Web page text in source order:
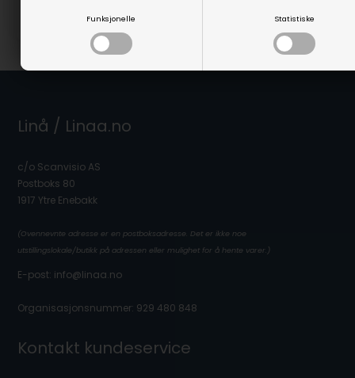
Funksjonelle Statistiske
Linå / Linaa.no
c/o Scanvisio AS
Postboks 80
1917 Ytre Enebakk
(Ovennevnte adresse er en postboksadresse. Det er ikke noe
utstillingslokale/butikk på adressen eller mulighet for å hente varer.)
E-post: info@linaa.no
Organisasjonsnummer: 929 480 848
Kontakt kundeservice